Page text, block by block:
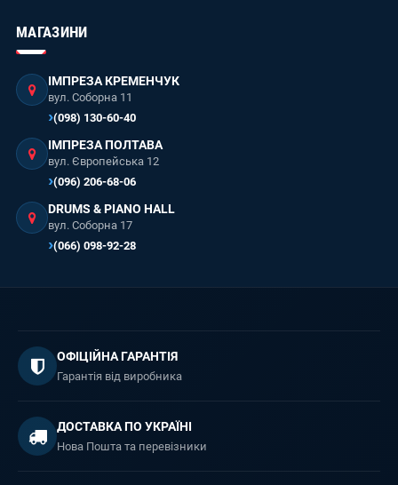
МАГАЗИНИ
ІМПРЕЗА КРЕМЕНЧУК
вул. Соборна 11
(098) 130-60-40
ІМПРЕЗА ПОЛТАВА
вул. Європейська 12
(096) 206-68-06
DRUMS & PIANO HALL
вул. Соборна 17
(066) 098-92-28
ОФІЦІЙНА ГАРАНТІЯ
Гарантія від виробника
ДОСТАВКА ПО УКРАЇНІ
Нова Пошта та перевізники